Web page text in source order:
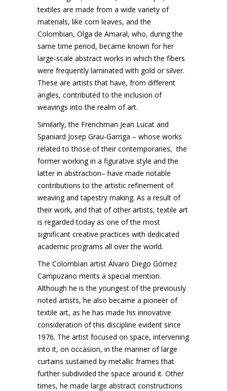
textiles are made from a wide variety of
materials, like corn leaves, and the
Colombian, Olga de Amaral, who, during the
same time period, became known for her
large-scale abstract works in which the fibers
were frequently laminated with gold or silver.
These are artists that have, from different
angles, contributed to the inclusion of
weavings into the realm of art.
Similarly, the Frenchman Jean Lucat and
Spaniard Josep Grau-Garriga – whose works
related to those of their contemporaries, the
former working in a figurative style and the
latter in abstraction– have made notable
contributions to the artistic refinement of
weaving and tapestry making. As a result of
their work, and that of other artists, textile art
is regarded today as one of the most
significant creative practices with dedicated
academic programs all over the world.
The Colombian artist Álvaro Diego Gómez
Campuzano merits a special mention.
Although he is the youngest of the previously
noted artists, he also became a pioneer of
textile art, as he has made his innovative
consideration of this discipline evident since
1976. The artist focused on space, intervening
into it, on occasion, in the manner of large
curtains sustained by metallic frames that
further subdivided the space around it. Other
times, he made large abstract constructions